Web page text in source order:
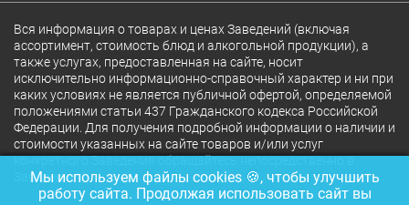
Вся информация о товарах и ценах Заведений (включая
ассортимент, стоимость блюд и алкогольной продукции), а
также услугах, предоставленная на сайте, носит
исключительно информационно-справочный характер и ни при
каких условиях не является публичной офертой, определяемой
положениями статьи 437 Гражданского кодекса Российской
Федерации. Для получения подробной информации о наличии и
стоимости указанных на сайте товаров и/или услуг
конкретного Заведения обращайтесь непосредственно в
Заведение.
Мы используем файлы cookies 🍪, чтобы улучшить
работу сайта. Продолжая использовать сайт вы